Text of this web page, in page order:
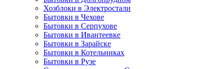
Хозблоки в Электростали
Бытовки в Чехове
Бытовки в Серпухове
Бытовки в Ивантеевке
Бытовки в Зарайске
Бытовки в Котельниках
Бытовки в Рузе